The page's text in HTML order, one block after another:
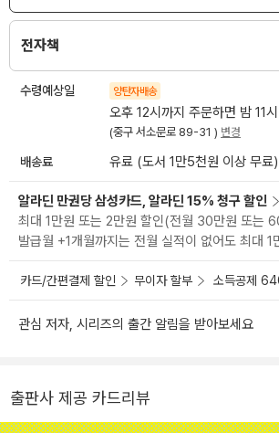
전자책
수령예상일 양탄자배송
오후 12시까지 주문하면 밤 11시
(중구 서소문로 89-31 ) 변경
배송료 유료 (도서 1만5천원 이상 무료)
알라딘 만권당 삼성카드, 알라딘 15% 청구 할인
최대 1만원 또는 2만원 할인(전월 30만원 또는
발급월 +1개월까지는 전월 실적이 없어도 최대 1
카드/간편결제 할인 무이자 할부 소득공제
관심 저자, 시리즈의 출간 알림을 받아보세요
출판사 제공 카드리뷰